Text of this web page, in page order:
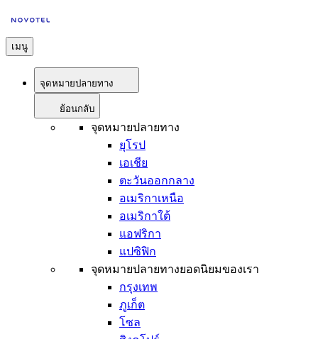
เมนู
จุดหมายปลายทาง
ย้อนกลับ
จุดหมายปลายทาง
ยุโรป
เอเชีย
ตะวันออกกลาง
อเมริกาเหนือ
อเมริกาใต้
แอฟริกา
แปซิฟิก
จุดหมายปลายทางยอดนิยมของเรา
กรุงเทพ
ภูเก็ต
โซล